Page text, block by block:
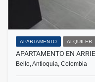
APARTAMENTO ALQUILER
APARTAMENTO EN
Bello, Antioquia, Colombia